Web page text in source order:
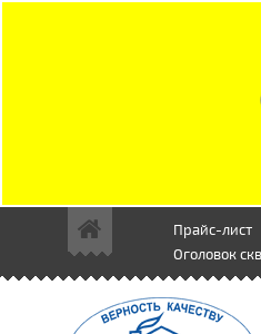
Прайс-лист
Оголовок